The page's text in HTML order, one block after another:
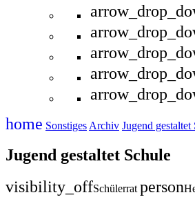
home Sonstiges Archiv Jugend gestaltet
Jugend gestaltet Schule
visibility_offSchülerrat person